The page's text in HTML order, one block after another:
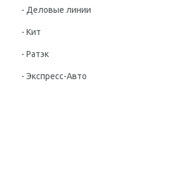
- Деловые линии
- Кит
- Ратэк
- Экспресс-Авто